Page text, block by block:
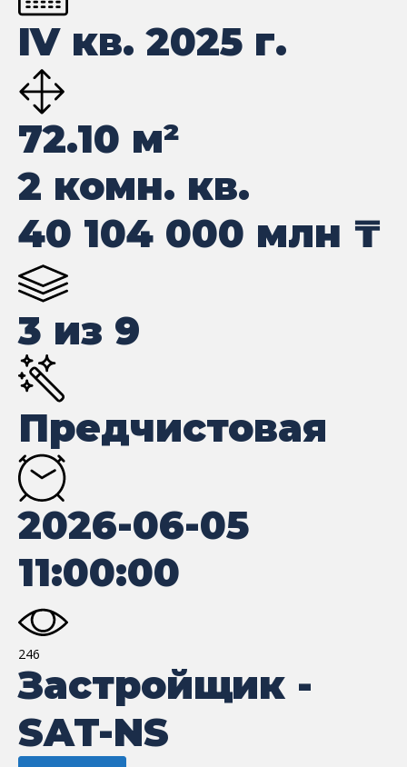
IV кв. 2025 г.
72.10 м²
2 комн. кв.
40 104 000 млн ₸
3 из 9
Предчистовая
2026-06-05
11:00:00
246
Застройщик -
SAT-NS